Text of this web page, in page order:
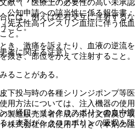
には、例えば左右交互に注射するな
こと。
き、激痛を訴えたり、血液の逆流を
抜き、部位をかえて注射すること。
ることがある。
下投与時の各種シリンジポンプ等医
用方法については、注入機器の使用
製造販売業者作成の添付文書及び取
株式会社作成使用手引き（本剤の注
献（「医療上の必要性の高い未承認
公知申請への該当性に係る報告書：
先天性高インスリン血症に伴う低血
と。
者に関する注意）
＜経口＞［シクロスポリンの血中濃
（本剤がシクロスポリンの吸収を阻